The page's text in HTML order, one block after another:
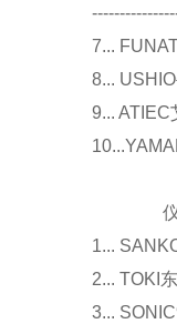
7...
8...
9...
仪器
1...
2... TOKI
3...